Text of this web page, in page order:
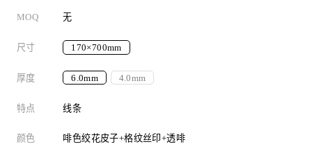
MOQ 无
尺寸 170×700mm
厚度 6.0mm 4.0mm
特点 线条
颜色 啡色绞花皮子+格纹丝印+透啡